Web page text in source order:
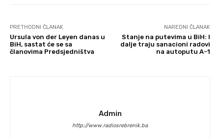
PRETHODNI ČLANAK
Ursula von der Leyen danas u
BiH, sastat će se sa
članovima Predsjedništva
NAREDNI ČLANAK
Stanje na putevima u BiH: I
dalje traju sanacioni radovi
na autoputu A-1
Admin
http://www.radiosrebrenik.ba